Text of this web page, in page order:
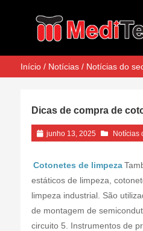
Início/ Notícias/ Notícias do
Dicas de compra de
junho 13, 2025 Notícias
Cotonetes de limpeza
estáticos de limpeza,
limpeza industrial. São
de montagem de
circuito 5. Instrumentos de